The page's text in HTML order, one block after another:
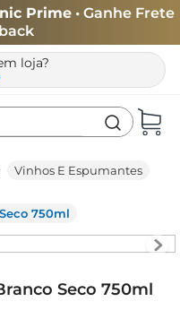
Prime • Ganhe Frete
loja?
Vinhos E Espumantes
750ml
Seco 750ml